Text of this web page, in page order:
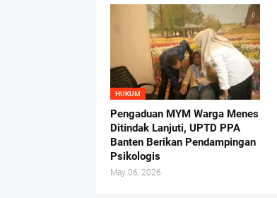
HUKUM
Pengaduan MYM Warga Menes
Ditindak Lanjuti, UPTD PPA
Banten Berikan Pendampingan
Psikologis
May 06, 2026